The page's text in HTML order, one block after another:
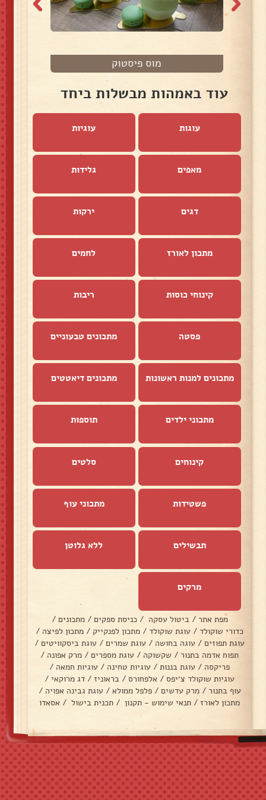
מוס פיסטוק
עוד באמהות מבשלות ביחד
עוגות עוגיות
מאפים גלידות
דגים ירקות
מתכון לאורז לחמים
קינוחי כוסות ריבות
פסטה מתכונים טבעוניים
מתכונים למנות ראשונות מתכונים דיאטטים
מתכוני ילדים תוספות
קינוחים סלטים
פשטידות מתכוני עוף
תבשילים ללא גלוטן
מרקים
מפת אתר / ביטול עסקה / כניסת ספקים / מתכונים /
כדורי שוקולד / עוגת שוקולד / מתכון לפנקייק / מתכון לפיצה /
עוגת תפוזים / עוגה בחושה / עוגת שמרים / עוגת ביסקוויטים /
תפוח אדמה בתנור / שקשוקה / עוגת מספרים / מרק אפונה /
פריקסה / עוגת בננות / עוגיות טחינה / עוגיות חמאה /
עוגיות שוקולד צ׳יפס / אלפחורס / בראוניז / דג מרוקאי /
עוף בתנור / מרק עדשים / פלפל ממולא / עוגת גבינה אפויה /
מתכון לאורז / תנאי שימוש - תקנון / תכנית בישול / אסאדו